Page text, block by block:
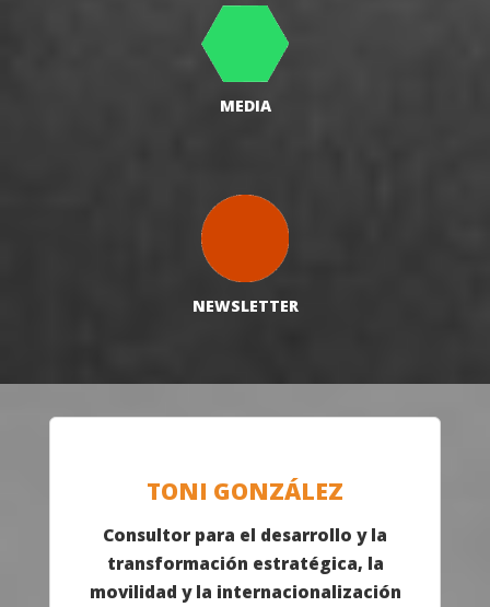
MEDIA
NEWSLETTER
TONI GONZÁLEZ
Consultor para el desarrollo y la
transformación estratégica, la
movilidad y la internacionalización